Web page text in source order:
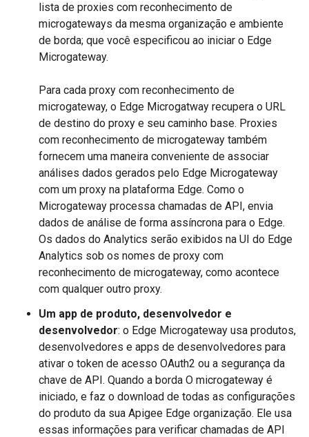
lista de proxies com reconhecimento de
microgateways da mesma organização e ambiente
de borda; que você especificou ao iniciar o Edge
Microgateway.
Para cada proxy com reconhecimento de
microgateway, o Edge Microgatway recupera o URL
de destino do proxy e seu caminho base. Proxies
com reconhecimento de microgateway também
fornecem uma maneira conveniente de associar
análises dados gerados pelo Edge Microgateway
com um proxy na plataforma Edge. Como o
Microgateway processa chamadas de API, envia
dados de análise de forma assíncrona para o Edge.
Os dados do Analytics serão exibidos na UI do Edge
Analytics sob os nomes de proxy com
reconhecimento de microgateway, como acontece
com qualquer outro proxy.
Um app de produto, desenvolvedor e
desenvolvedor: o Edge Microgateway usa produtos,
desenvolvedores e apps de desenvolvedores para
ativar o token de acesso OAuth2 ou a segurança da
chave de API. Quando a borda O microgateway é
iniciado, e faz o download de todas as configurações
do produto da sua Apigee Edge organização. Ele usa
essas informações para verificar chamadas de API